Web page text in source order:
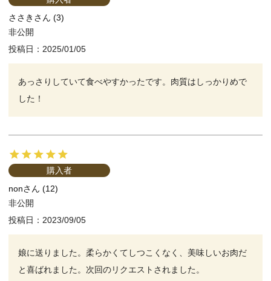
ささき 3
非公開
投稿日
2025/01/05
あっさりしていて食べやすかったです。肉質はしっかりめで
した！
non 12
購入者
非公開
投稿日
2023/09/05
娘に送りました。柔らかくてしつこくなく、美味しいお肉だ
と喜ばれました。次回のリクエストされました。